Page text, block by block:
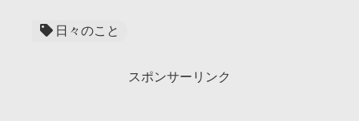
日々のこと
スポンサーリンク